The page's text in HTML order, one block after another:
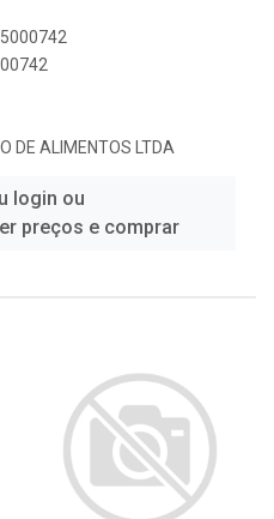
DE ALIMENTOS LTDA
login ou
preços e comprar